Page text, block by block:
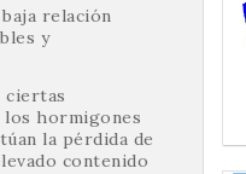
relación
y
ciertas
los hormigones
la pérdida de
contenido